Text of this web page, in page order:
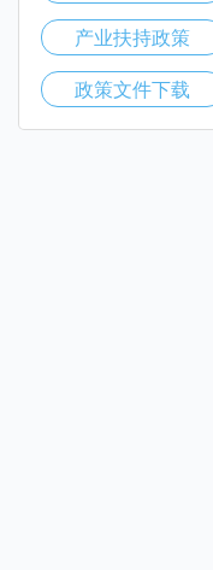
产业扶持政策
政策文件下载